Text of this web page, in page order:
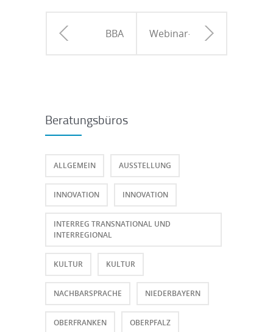
BBA Webinar-
Vernetzung“
Beratungsbüros
ALLGEMEIN AUSSTELLUNG
INNOVATION INNOVATION
INTERREG TRANSNATIONAL UND
INTERREGIONAL
KULTUR KULTUR
NACHBARSPRACHE NIEDERBAYERN
OBERFRANKEN OBERPFALZ